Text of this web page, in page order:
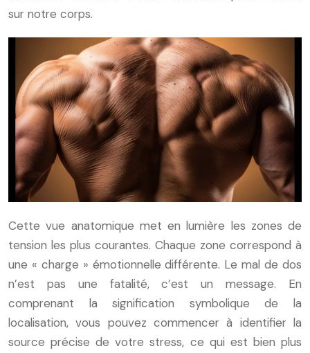
sur notre corps.
Cette vue anatomique met en lumière les zones de
tension les plus courantes. Chaque zone correspond à
une « charge » émotionnelle différente. Le mal de dos
n’est pas une fatalité, c’est un message. En
comprenant la signification symbolique de la
localisation, vous pouvez commencer à identifier la
source précise de votre stress, ce qui est bien plus